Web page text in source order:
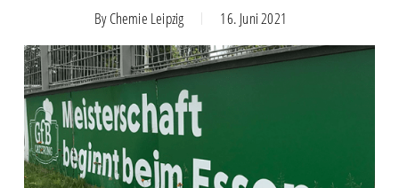
By Chemie Leipzig 16. Juni 2021